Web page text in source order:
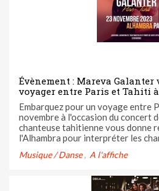
Évènement : Mareva
voyager entre Paris et Tahiti
concert à l'Alhambra le 23
Embarquez pour un voyage entre
novembre à l'occasion du concert
chanteuse tahitienne vous donne
l'Alhambra pour interpréter les
Musique / Danse A l'affiche